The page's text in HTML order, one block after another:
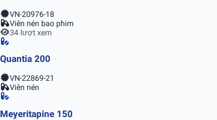
VN-20976-18
Viên nén bao phim
34 lượt xem
Quantia 200
VN-22869-21
Viên nén
Meyeritapine 150